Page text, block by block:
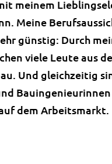
meinem
Meine
günstig: Durch
viele Leute aus
Und gleichzeitig
Bauingenieurinnen
dem Arbeitsmarkt.